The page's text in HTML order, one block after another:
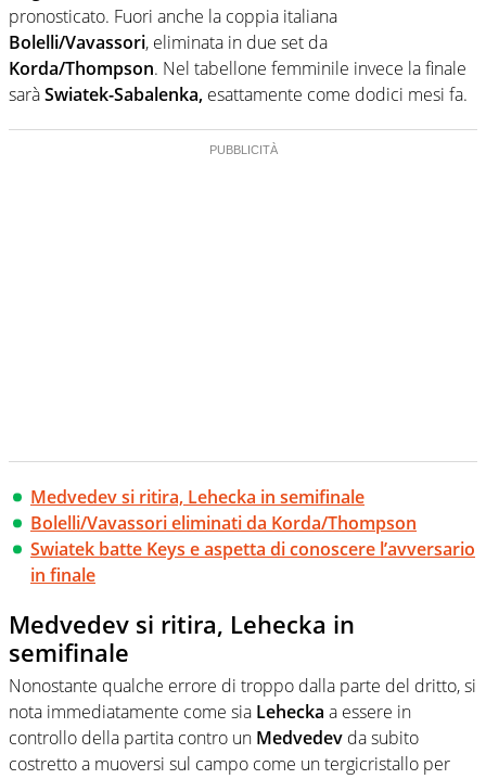
pronosticato. Fuori anche la coppia italiana
Bolelli/Vavassori, eliminata in due set da
Korda/Thompson. Nel tabellone femminile invece la finale
saràSwiatek-Sabalenka, esattamente come dodici mesi fa.
Medvedev si ritira, Lehecka in semifinale
Bolelli/Vavassori eliminati da Korda/Thompson
Swiatek batte Keys e aspetta di conoscere l’avversario
in finale
Medvedev si ritira, Lehecka in
semifinale
Nonostante qualche errore di troppo dalla parte del dritto, si
nota immediatamente come sia Lehecka a essere in
controllo della partita contro un Medvedev da subito
costretto a muoversi sul campo come un tergicristallo per